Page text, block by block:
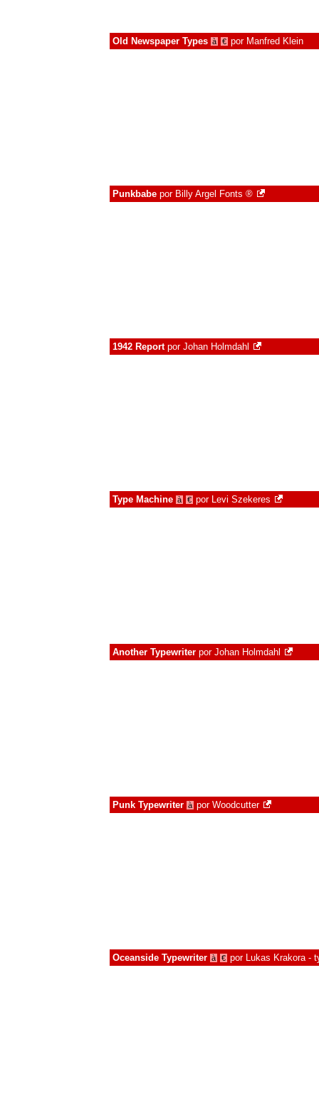
Old Newspaper Types à € por Manfred Klein
Punkbabe por Billy Argel Fonts ®
1942 Reportpor Johan Holmdahl
Type Machine à € por Levi Szekeres
Another Typewriter por Johan Holmdahl
Punk Typewriter à por Woodcutter
Oceanside Typewriter à € por Lukas Krakora -